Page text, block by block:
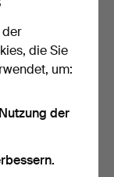
der
die Sie
um:
der